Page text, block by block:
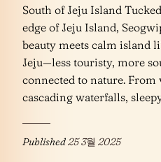
South of Jeju Island
edge of Jeju Island,
beauty meets calm island
Jeju—less touristy, more
connected to nature.
cascading waterfalls,
Published25 3월 2025